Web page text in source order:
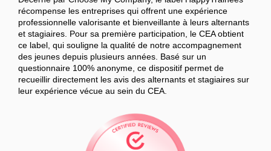
récompense les entreprises qui offrent une expérience
professionnelle valorisante et bienveillante à leurs alternants
et stagiaires. Pour sa première participation, le CEA obtient
ce label, qui souligne la qualité de notre accompagnement
des jeunes depuis plusieurs années. Basé sur un
questionnaire 100% anonyme, ce dispositif permet de
recueillir directement les avis des alternants et stagiaires sur
leur expérience vécue au sein du CEA.